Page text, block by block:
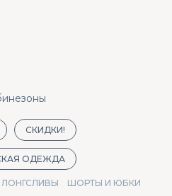
СКИДКИ!
ОДЕЖДА
ЛОНГСЛИВЫ
ШОРТЫ И ЮБКИ